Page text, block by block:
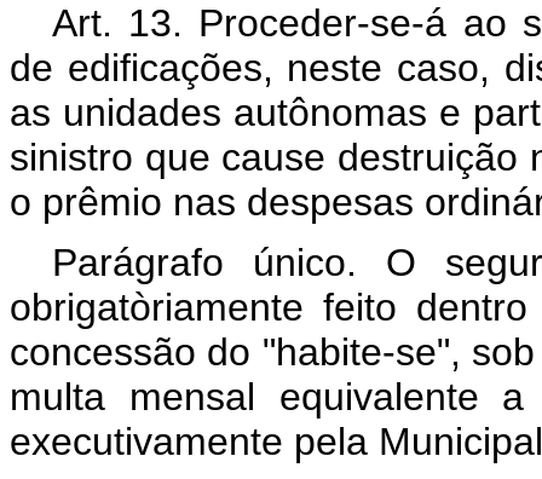
Art. 13. Proceder-se-á ao
de edificações, neste caso,
as unidades autônomas e
sinistro que cause destruição
o prêmio nas despesas
Parágrafo único. O
obrigatòriamente feito
concessão do "habite-se",
multa mensal equivalente
executivamente pela